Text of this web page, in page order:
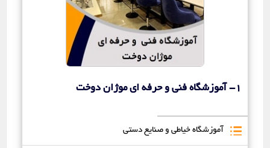
1- آموزشگاه فنی و حرفه ای موژان دوخت
آموزشگاه خیاطی و صنایع دستی